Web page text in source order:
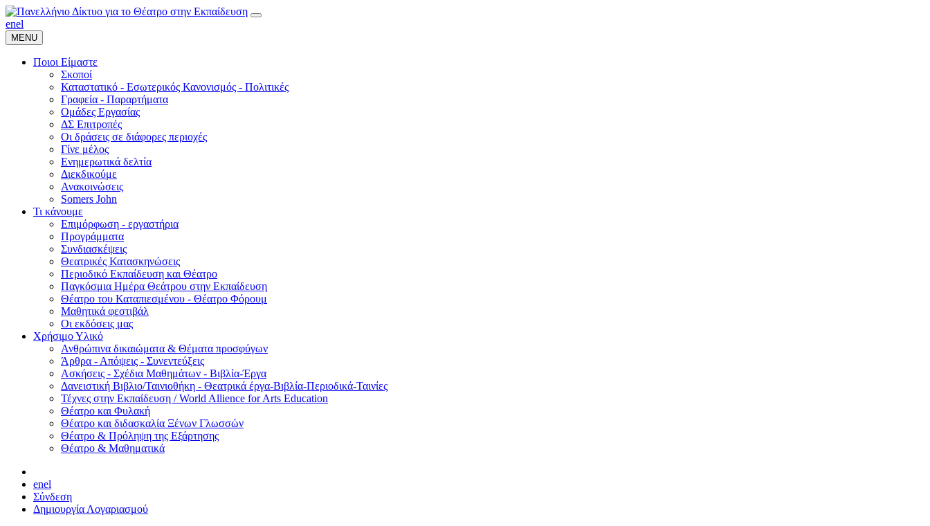
enel
MENU
Ποιοι Είμαστε
Σκοποί
Καταστατικό - Εσωτερικός Κανονισμός - Πολιτικές
Γραφεία - Παραρτήματα
Ομάδες Εργασίας
ΔΣ Επιτροπές
Οι δράσεις σε διάφορες περιοχές
Γίνε μέλος
Ενημερωτικά δελτία
Διεκδικούμε
Ανακοινώσεις
Somers John
Τι κάνουμε
Επιμόρφωση - εργαστήρια
Προγράμματα
Συνδιασκέψεις
Θεατρικές Κατασκηνώσεις
Περιοδικό Εκπαίδευση και Θέατρο
Παγκόσμια Ημέρα Θεάτρου στην Εκπαίδευση
Θέατρο του Καταπιεσμένου - Θέατρο Φόρουμ
Μαθητικά φεστιβάλ
Οι εκδόσεις μας
Χρήσιμο Υλικό
Ανθρώπινα δικαιώματα & Θέματα προσφύγων
Άρθρα - Απόψεις - Συνεντεύξεις
Ασκήσεις - Σχέδια Μαθημάτων - Βιβλία-Έργα
Δανειστική Βιβλιο/Ταινιοθήκη - Θεατρικά έργα-Βιβλία-Περιοδικά-Ταινίες
Τέχνες στην Εκπαίδευση / World Allience for Arts Education
Θέατρο και Φυλακή
Θέατρο και διδασκαλία Ξένων Γλωσσών
Θέατρο & Πρόληψη της Εξάρτησης
Θέατρο & Μαθηματικά
enel
Σύνδεση
Δημιουργία Λογαριασμού